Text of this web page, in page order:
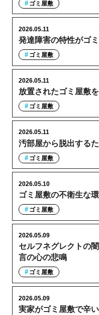
ゴミ屋敷
発達障害の特性がゴ
2026.05.11
ゴミ屋敷
放置されたゴミ屋敷
2026.05.11
ゴミ屋敷
汚部屋から脱出する
2026.05.11
ゴミ屋敷
ゴミ屋敷の不衛生な
2026.05.10
ゴミ屋敷
セルフネグレクトの
言の心の悲鳴
2026.05.09
ゴミ屋敷
実家がゴミ屋敷で辛
2026.05.09